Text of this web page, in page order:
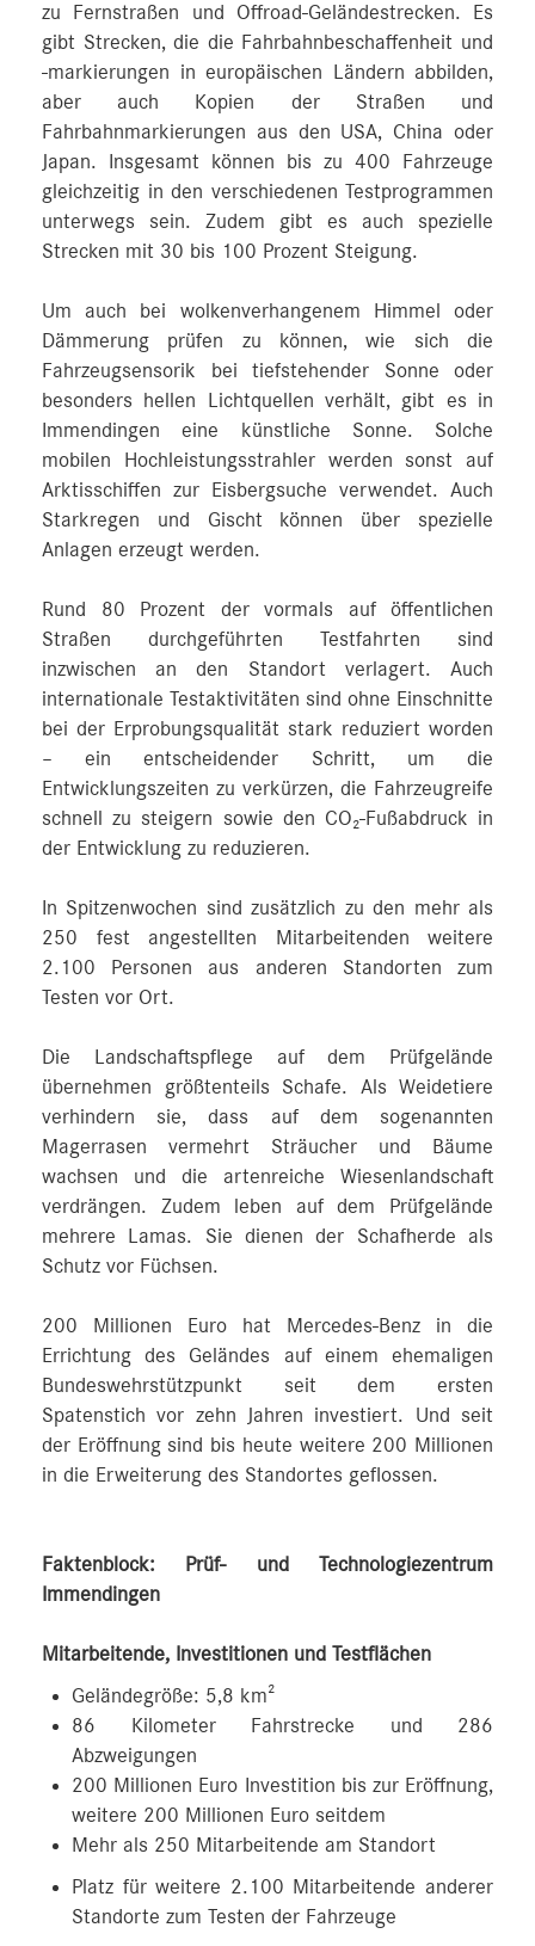
zu Fernstraßen und Offroad-Geländestrecken. Es
gibt Strecken, die die Fahrbahnbeschaffenheit und
-markierungen in europäischen Ländern abbilden,
aber auch Kopien der Straßen und
Fahrbahnmarkierungen aus den USA, China oder
Japan. Insgesamt können bis zu 400 Fahrzeuge
gleichzeitig in den verschiedenen Testprogrammen
unterwegs sein. Zudem gibt es auch spezielle
Strecken mit 30 bis 100 Prozent Steigung.
Um auch bei wolkenverhangenem Himmel oder
Dämmerung prüfen zu können, wie sich die
Fahrzeugsensorik bei tiefstehender Sonne oder
besonders hellen Lichtquellen verhält, gibt es in
Immendingen eine künstliche Sonne. Solche
mobilen Hochleistungsstrahler werden sonst auf
Arktisschiffen zur Eisbergsuche verwendet. Auch
Starkregen und Gischt können über spezielle
Anlagen erzeugt werden.
Rund 80 Prozent der vormals auf öffentlichen
Straßen durchgeführten Testfahrten sind
inzwischen an den Standort verlagert. Auch
internationale Testaktivitäten sind ohne Einschnitte
bei der Erprobungsqualität stark reduziert worden
– ein entscheidender Schritt, um die
Entwicklungszeiten zu verkürzen, die Fahrzeugreife
schnell zu steigern sowie den CO₂-Fußabdruck in
der Entwicklung zu reduzieren.
In Spitzenwochen sind zusätzlich zu den mehr als
250 fest angestellten Mitarbeitenden weitere
2.100 Personen aus anderen Standorten zum
Testen vor Ort.
Die Landschaftspflege auf dem Prüfgelände
übernehmen größtenteils Schafe. Als Weidetiere
verhindern sie, dass auf dem sogenannten
Magerrasen vermehrt Sträucher und Bäume
wachsen und die artenreiche Wiesenlandschaft
verdrängen. Zudem leben auf dem Prüfgelände
mehrere Lamas. Sie dienen der Schafherde als
Schutz vor Füchsen.
200 Millionen Euro hat Mercedes‑Benz in die
Errichtung des Geländes auf einem ehemaligen
Bundeswehrstützpunkt seit dem ersten
Spatenstich vor zehn Jahren investiert. Und seit
der Eröffnung sind bis heute weitere 200 Millionen
in die Erweiterung des Standortes geflossen.
Faktenblock: Prüf- und Technologiezentrum
Immendingen
Mitarbeitende, Investitionen und Testflächen
Geländegröße: 5,8 km²
86 Kilometer Fahrstrecke und 286
Abzweigungen
200 Millionen Euro Investition bis zur Eröffnung,
weitere 200 Millionen Euro seitdem
Mehr als 250 Mitarbeitende am Standort
Platz für weitere 2.100 Mitarbeitende anderer
Standorte zum Testen der Fahrzeuge